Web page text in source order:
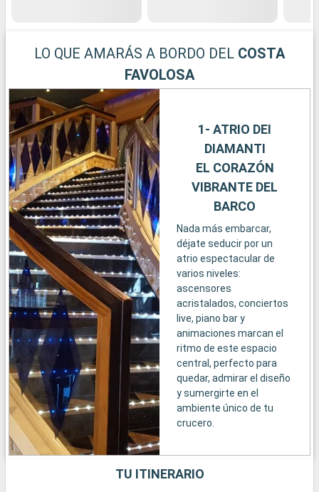
LO QUE AMARÁS A BORDO DEL COSTA
FAVOLOSA
1- ATRIO DEI
DIAMANTI
EL CORAZÓN
VIBRANTE DEL
BARCO
Nada más embarcar,
déjate seducir por un
atrio espectacular de
varios niveles:
ascensores
acristalados, conciertos
live, piano bar y
animaciones marcan el
ritmo de este espacio
central, perfecto para
quedar, admirar el diseño
y sumergirte en el
ambiente único de tu
crucero.
TU ITINERARIO